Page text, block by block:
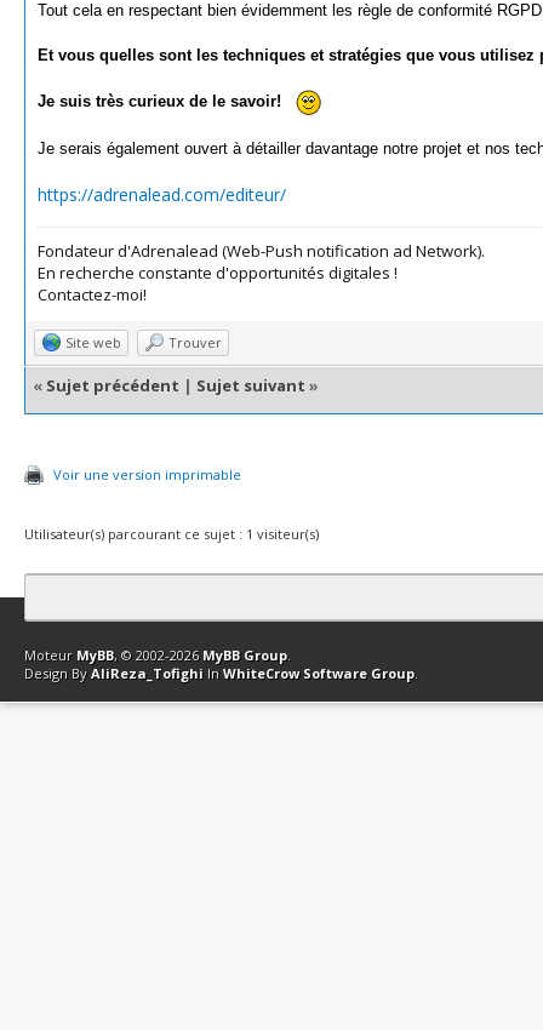
Tout cela en respectant bien évidemment les règle de conformité
Et vous quelles sont les techniques et stratégies que vous
Je suis très curieux de le savoir!
Je serais également ouvert à détailler davantage notre projet et nos
https://adrenalead.com/editeur/
Fondateur d'Adrenalead (Web-Push notification ad Network).
En recherche constante d'opportunités digitales !
Contactez-moi!
Site web Trouver
« Sujet précédent | Sujet suivant »
Voir une version imprimable
Utilisateur(s) parcourant ce sujet : 1 visiteur(s)
Contact Club Affiliation Retourner en haut Version bas-débit
Moteur MyBB, © 2002-2026 MyBB Group.
Design By AliReza_Tofighi In WhiteCrow Software Group.